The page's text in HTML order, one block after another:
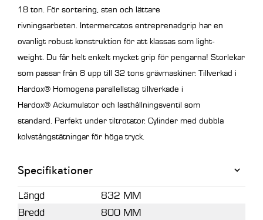
18 ton. För sortering, sten och lättare
rivningsarbeten. Intermercatos entreprenadgrip har en
ovanligt robust konstruktion för att klassas som light-
weight. Du får helt enkelt mycket grip för pengarna! Storlekar
som passar från 8 upp till 32 tons grävmaskiner. Tillverkad i
Hardox® Homogena parallellstag tillverkade i
Hardox® Ackumulator och lasthållningsventil som
standard. Perfekt under tiltrotator. Cylinder med dubbla
kolvstångstätningar för höga tryck.
Specifikationer
Längd
832 MM
Bredd
800 MM